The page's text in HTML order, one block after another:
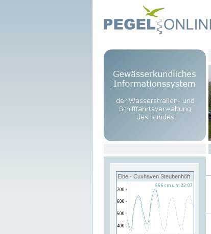
Elbe - Cuxhaven Steubenhöft